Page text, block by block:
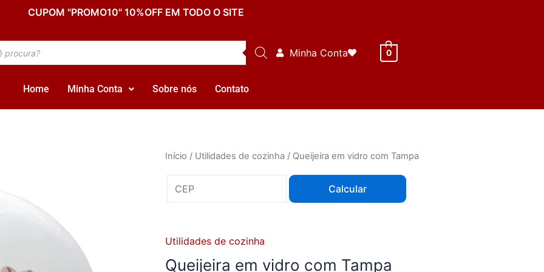
CUPOM "PROMO10" 10%OFF EM TODO O SITE
Minha Conta 0
Home Minha Conta Sobre nós Contato
Início / Utilidades de cozinha / Queijeira em vidro com Tampa
Calcular
Utilidades de cozinha
Queijeira em vidro com Tampa
Queijeira
vidro
com
quantidade